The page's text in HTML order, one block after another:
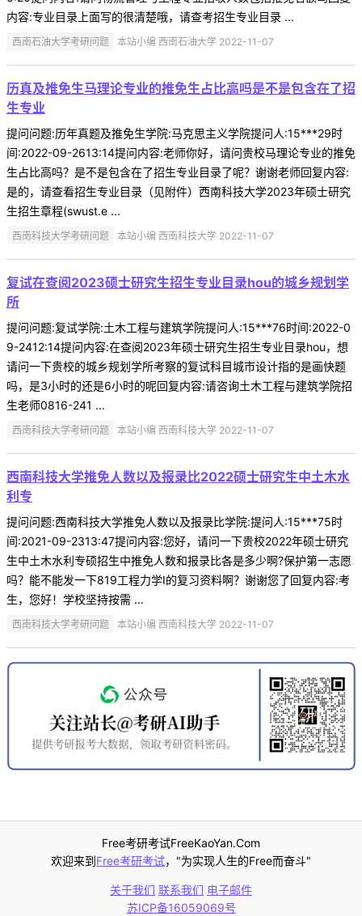
内容:专业目录上面写的很清楚哦，请查考招生专业目录 ...
西南石油大学考研问题 本站小编 西南石油大学 2022-11-07
历真及推免生马理论专业的推免生占比高吗是不是包含在了招
生专业
提问问题:历年真题及推免生学院:马克思主义学院提问人:15***29时
间:2022-09-2613:14提问内容:老师你好，请问贵校马理论专业的推免
生占比高吗？是不是包含在了招生专业目录了呢？谢谢老师回复内容:
是的，请查看招生专业目录（见附件）西南科技大学2023年硕士研究
生招生章程(swust.e ...
西南科技大学考研问题 本站小编 西南科技大学 2022-11-07
复试在查阅2023硕士研究生招生专业目录hou的城乡规划学
所
提问问题:复试学院:土木工程与建筑学院提问人:15***76时间:2022-0
9-2412:14提问内容:在查阅2023年硕士研究生招生专业目录hou，想
请问一下贵校的城乡规划学所考察的复试科目城市设计指的是画快题
吗，是3小时的还是6小时的呢回复内容:请咨询土木工程与建筑学院招
生老师0816-241 ...
西南科技大学考研问题 本站小编 西南科技大学 2022-11-07
西南科技大学推免人数以及报录比2022硕士研究生中土木水
利专
提问问题:西南科技大学推免人数以及报录比学院:提问人:15***75时
间:2021-09-2313:47提问内容:您好，请问一下贵校2022年硕士研究
生中土木水利专硕招生中推免人数和报录比各是多少啊?保护第一志愿
吗？能不能发一下819工程力学I的复习资料啊？谢谢您了回复内容:考
生，您好！学校坚持按需 ...
西南科技大学考研问题 本站小编 西南科技大学 2022-11-07
Free考研考试FreeKaoYan.Com
欢迎来到Free考研考试，"为实现人生的Free而奋斗"
关于我们 联系我们 电子邮件
苏ICP备16059069号